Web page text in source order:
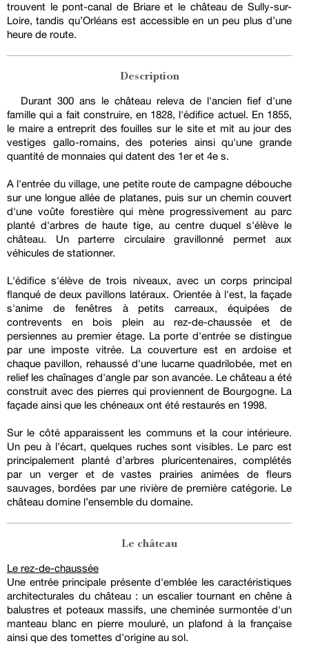
trouvent le pont-canal de Briare et le château de Sully-sur-
Loire, tandis qu’Orléans est accessible en un peu plus d’une
heure de route.
Description
Durant 300 ans le château releva de l'ancien fief d'une
famille qui a fait construire, en 1828, l'édifice actuel. En 1855,
le maire a entreprit des fouilles sur le site et mit au jour des
vestiges gallo-romains, des poteries ainsi qu'une grande
quantité de monnaies qui datent des 1er et 4e s.
A l'entrée du village, une petite route de campagne débouche
sur une longue allée de platanes, puis sur un chemin couvert
d'une voûte forestière qui mène progressivement au parc
planté d'arbres de haute tige, au centre duquel s'élève le
château. Un parterre circulaire gravillonné permet aux
véhicules de stationner.
L'édifice s'élève de trois niveaux, avec un corps principal
flanqué de deux pavillons latéraux. Orientée à l'est, la façade
s'anime de fenêtres à petits carreaux, équipées de
contrevents en bois plein au rez-de-chaussée et de
persiennes au premier étage. La porte d'entrée se distingue
par une imposte vitrée. La couverture est en ardoise et
chaque pavillon, rehaussé d'une lucarne quadrilobée, met en
relief les chaînages d'angle par son avancée. Le château a été
construit avec des pierres qui proviennent de Bourgogne. La
façade ainsi que les chéneaux ont été restaurés en 1998.
Sur le côté apparaissent les communs et la cour intérieure.
Un peu à l'écart, quelques ruches sont visibles. Le parc est
principalement planté d’arbres pluricentenaires, complétés
par un verger et de vastes prairies animées de fleurs
sauvages, bordées par une rivière de première catégorie. Le
château domine l’ensemble du domaine.
Le château
Le rez-de-chaussée
Une entrée principale présente d'emblée les caractéristiques
architecturales du château : un escalier tournant en chêne à
balustres et poteaux massifs, une cheminée surmontée d'un
manteau blanc en pierre mouluré, un plafond à la française
ainsi que des tomettes d'origine au sol.